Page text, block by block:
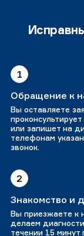
1
Обращение к
Вы оставляете
или запишет на
телефонам
звонок.
2
Знакомство и
Вы приезжаете к
делаем
течении 15 минут